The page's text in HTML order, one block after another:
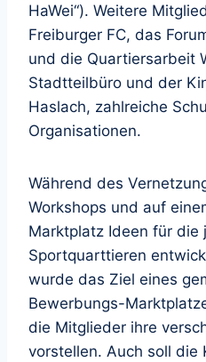
HaWei“). Weitere
Freiburger FC, das
und die Quartiersarbeit
Stadtteilbüro und der
Haslach, zahlreiche
Organisationen.
Während des
Workshops und auf
Marktplatz Ideen für die
Sportquarttieren
wurde das Ziel eines
Bewerbungs-
die Mitglieder ihre
vorstellen. Auch soll die